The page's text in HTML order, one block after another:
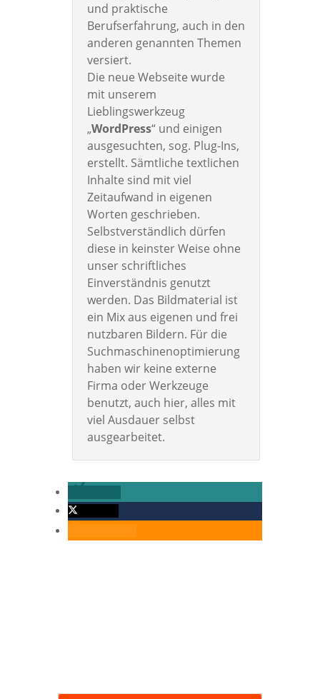
und praktische
Berufserfahrung, auch in den
anderen genannten Themen
versiert.
Die neue Webseite wurde
mit unserem
Lieblingswerkzeug
„WordPress“ und einigen
ausgesuchten, sog. Plug-Ins,
erstellt. Sämtliche textlichen
Inhalte sind mit viel
Zeitaufwand in eigenen
Worten geschrieben.
Selbstverständlich dürfen
diese in keinster Weise ohne
unser schriftliches
Einverständnis genutzt
werden. Das Bildmaterial ist
ein Mix aus eigenen und frei
nutzbaren Bildern. Für die
Suchmaschinenoptimierung
haben wir keine externe
Firma oder Werkzeuge
benutzt, auch hier, alles mit
viel Ausdauer selbst
ausgearbeitet.